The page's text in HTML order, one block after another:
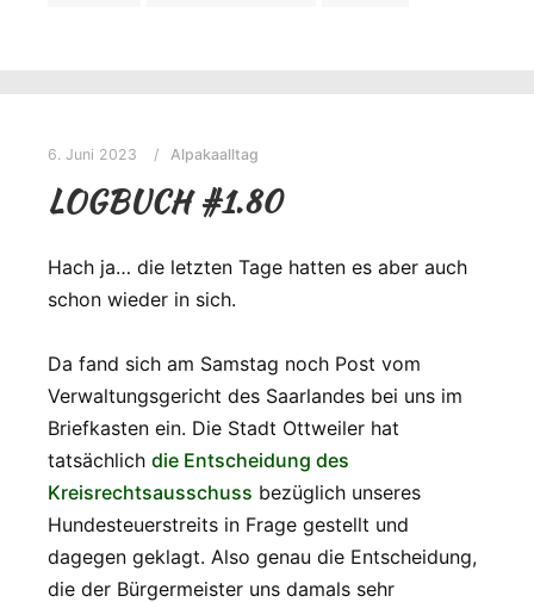
6. Juni 2023 Alpakaalltag
LOGBUCH #1.80
Hach ja… die letzten Tage hatten es aber auch
schon wieder in sich.
Da fand sich am Samstag noch Post vom
Verwaltungsgericht des Saarlandes bei uns im
Briefkasten ein. Die Stadt Ottweiler hat
tatsächlich die Entscheidung des
Kreisrechtsausschuss bezüglich unseres
Hundesteuerstreits in Frage gestellt und
dagegen geklagt. Also genau die Entscheidung,
die der Bürgermeister uns damals sehr